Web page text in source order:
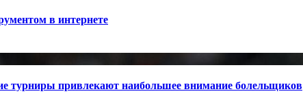
в интернете
турниры привлекают наибольшее внимание болельщиков